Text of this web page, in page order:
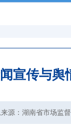
宣传与舆
源：湖南省市场监